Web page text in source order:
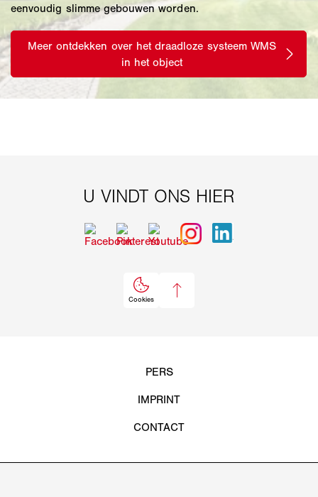
eenvoudig slimme gebouwen worden.